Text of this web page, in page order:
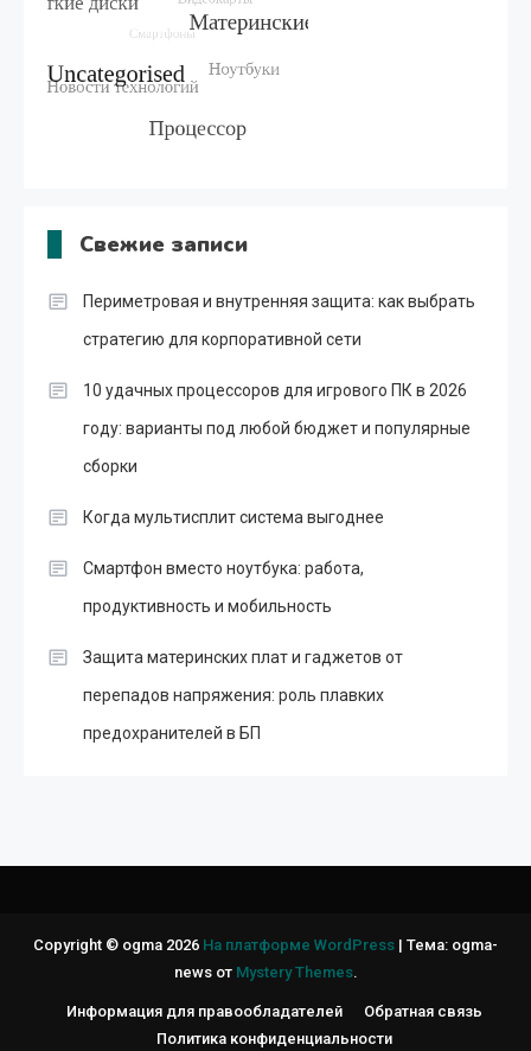
Свежие записи
Периметровая и внутренняя защита: как выбрать
стратегию для корпоративной сети
10 удачных процессоров для игрового ПК в 2026
году: варианты под любой бюджет и популярные
сборки
Когда мультисплит система выгоднее
Смартфон вместо ноутбука: работа,
продуктивность и мобильность
Защита материнских плат и гаджетов от
перепадов напряжения: роль плавких
предохранителей в БП
Copyright © ogma 2026 На платформе WordPress | Тема: ogma-
news от Mystery Themes.
Информация для правообладателей
Обратная связь
Политика конфиденциальности